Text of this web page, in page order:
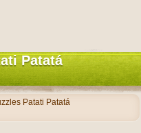
Patatá
Patati Patatá